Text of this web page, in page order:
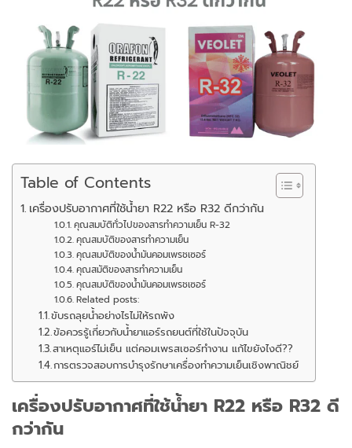
Table of Contents
เครื่องปรับอากาศที่ใช้น้ำยา R22 หรือ R32 ดีกว่ากัน
คุณสมบัติทั่วไปของสารทำความเย็น R-32
คุณสมบัติของสารทำความเย็น
คุณสมบัติของน้ำมันคอมเพรชเซอร์
คุณสมัติของสารทำความเย็น
คุณสมบัติของน้ำมันคอมเพรชเซอร์
Related posts:
ขับรถลุยน้ำอย่างไรไม่ให้รถพัง
ข้อควรรู้เกี่ยวกับน้ำยาแอร์รถยนต์ที่ใช้ในปัจจุบัน
สาเหตุแอร์ไม่เย็น แต่คอมเพรสเซอร์ทำงาน แก้ไขยังไงดี??
การตรวจสอบการบำรุงรักษาเครื่องทำความเย็นเชิงพาณิชย์
เครื่องปรับอากาศที่ใช้น้ำยา R22 หรือ R32 ดี
กว่ากัน